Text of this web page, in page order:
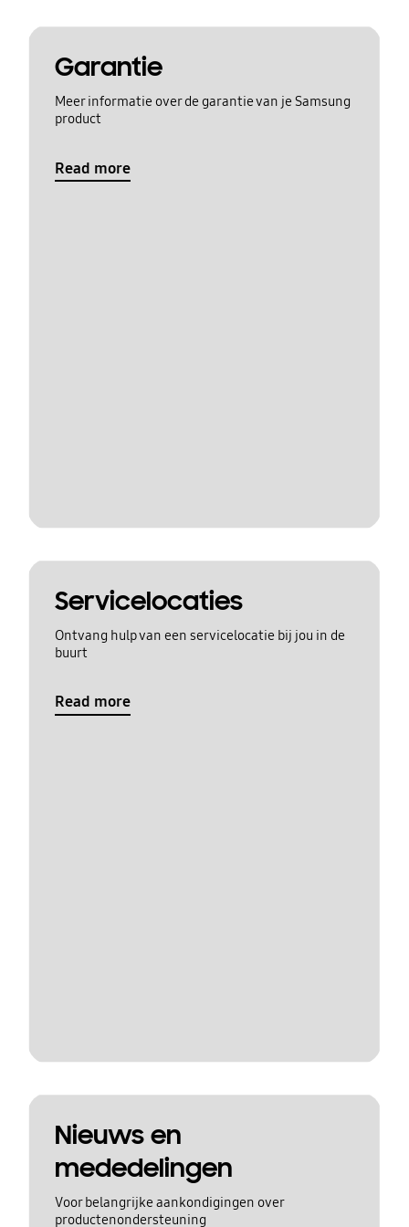
Garantie
Meer informatie over de garantie van je Samsung
product
Read more
Servicelocaties
Ontvang hulp van een servicelocatie bij jou in de
buurt
Read more
Nieuws en
mededelingen
Voor belangrijke aankondigingen over
productenondersteuning